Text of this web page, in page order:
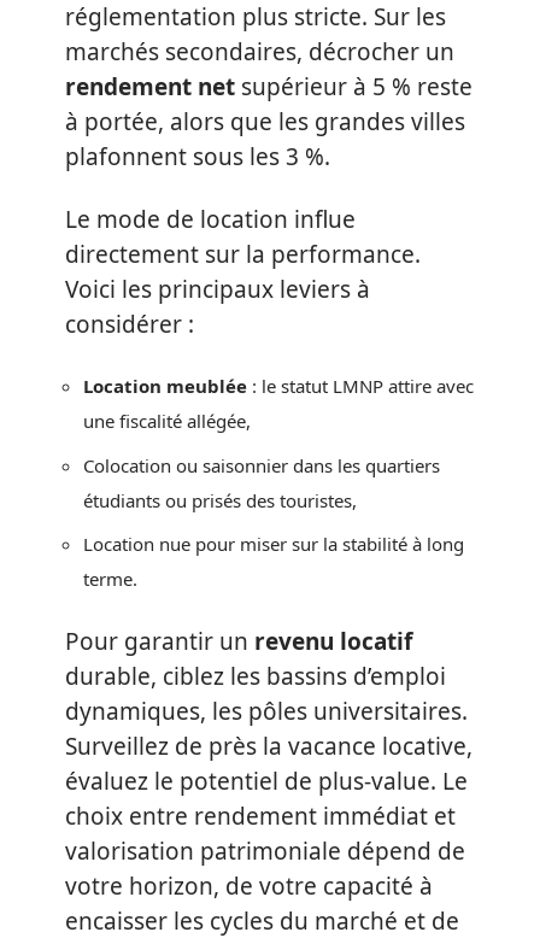
réglementation plus stricte. Sur les
marchés secondaires, décrocher un
rendement net supérieur à 5 % reste
à portée, alors que les grandes villes
plafonnent sous les 3 %.
Le mode de location influe
directement sur la performance.
Voici les principaux leviers à
considérer :
Location meublée : le statut LMNP attire avec
une fiscalité allégée,
Colocation ou saisonnier dans les quartiers
étudiants ou prisés des touristes,
Location nue pour miser sur la stabilité à long
terme.
Pour garantir un revenu locatif
durable, ciblez les bassins d’emploi
dynamiques, les pôles universitaires.
Surveillez de près la vacance locative,
évaluez le potentiel de plus-value. Le
choix entre rendement immédiat et
valorisation patrimoniale dépend de
votre horizon, de votre capacité à
encaisser les cycles du marché et de